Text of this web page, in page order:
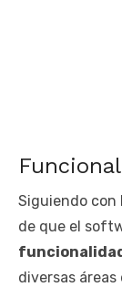
Siguiendo con
de que el
diversas